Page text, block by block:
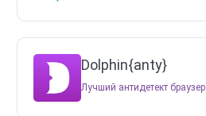
Dolphin{anty}
Лучший антидетект браузер